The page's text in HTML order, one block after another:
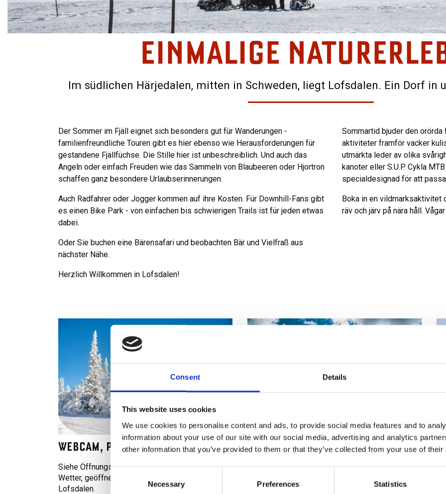
Consent Details
This website uses cookies
We use cookies to personalise content and ads, to provide social media features and to
information about your use of our site with our social media, advertising and analytics
other information that you’ve provided to them or that they’ve collected from your use of
Consent
Necessary Preferences Statistics
EINMALIGE
Im südlichen Härjedalen, mitten in Schweden, liegt Lofsdalen. Ein Dorf in
Der Sommer im Fjäll eignet sich besonders gut für Wanderungen -
familienfreundliche Touren gibt es hier ebenso wie Herausforderungen für
gestandene Fjällfüchse. Die Stille hier ist unbeschreiblich. Und auch das
Angeln oder einfach Freuden wie das Sammeln von Blaubeeren oder Hjortron
schaffen ganz besondere Urlaubserinnerungen.
Auch Radfahrer oder Jogger kommen auf ihre Kosten. Für Downhill-Fans gibt
es einen Bike Park - von einfachen bis schwierigen Trails ist für jeden etwas
dabei.
Oder Sie buchen eine Bärensafari und beobachten Bär und Vielfraß aus
nächster Nähe.
Herzlich Willkommen in Lofsdalen!
Sommartid bjuder den
aktiviteter framför vacker
utmärkta leder av olika
kanoter eller S.U.P. Cykla
specialdesignad för att
Boka in en vildmarksaktivitet
räv och järv på nära håll.
WEBCAM, PISTE UND WETTER
Siehe Öffnungszeiten im Skigebiet, aktuelles
Wetter, geöffnete Pisten und Schneehöhe in
Lofsdalen.
ANREISE
Im Herzen Schwedens, in Härjedalen, liegt